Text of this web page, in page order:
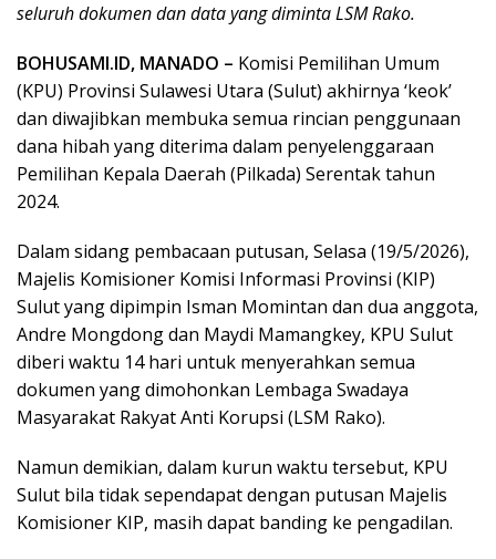
seluruh dokumen dan data yang diminta LSM Rako.
BOHUSAMI.ID, MANADO – Komisi Pemilihan Umum
(KPU) Provinsi Sulawesi Utara (Sulut) akhirnya ‘keok’
dan diwajibkan membuka semua rincian penggunaan
dana hibah yang diterima dalam penyelenggaraan
Pemilihan Kepala Daerah (Pilkada) Serentak tahun
2024.
Dalam sidang pembacaan putusan, Selasa (19/5/2026),
Majelis Komisioner Komisi Informasi Provinsi (KIP)
Sulut yang dipimpin Isman Momintan dan dua anggota,
Andre Mongdong dan Maydi Mamangkey, KPU Sulut
diberi waktu 14 hari untuk menyerahkan semua
dokumen yang dimohonkan Lembaga Swadaya
Masyarakat Rakyat Anti Korupsi (LSM Rako).
Namun demikian, dalam kurun waktu tersebut, KPU
Sulut bila tidak sependapat dengan putusan Majelis
Komisioner KIP, masih dapat banding ke pengadilan.